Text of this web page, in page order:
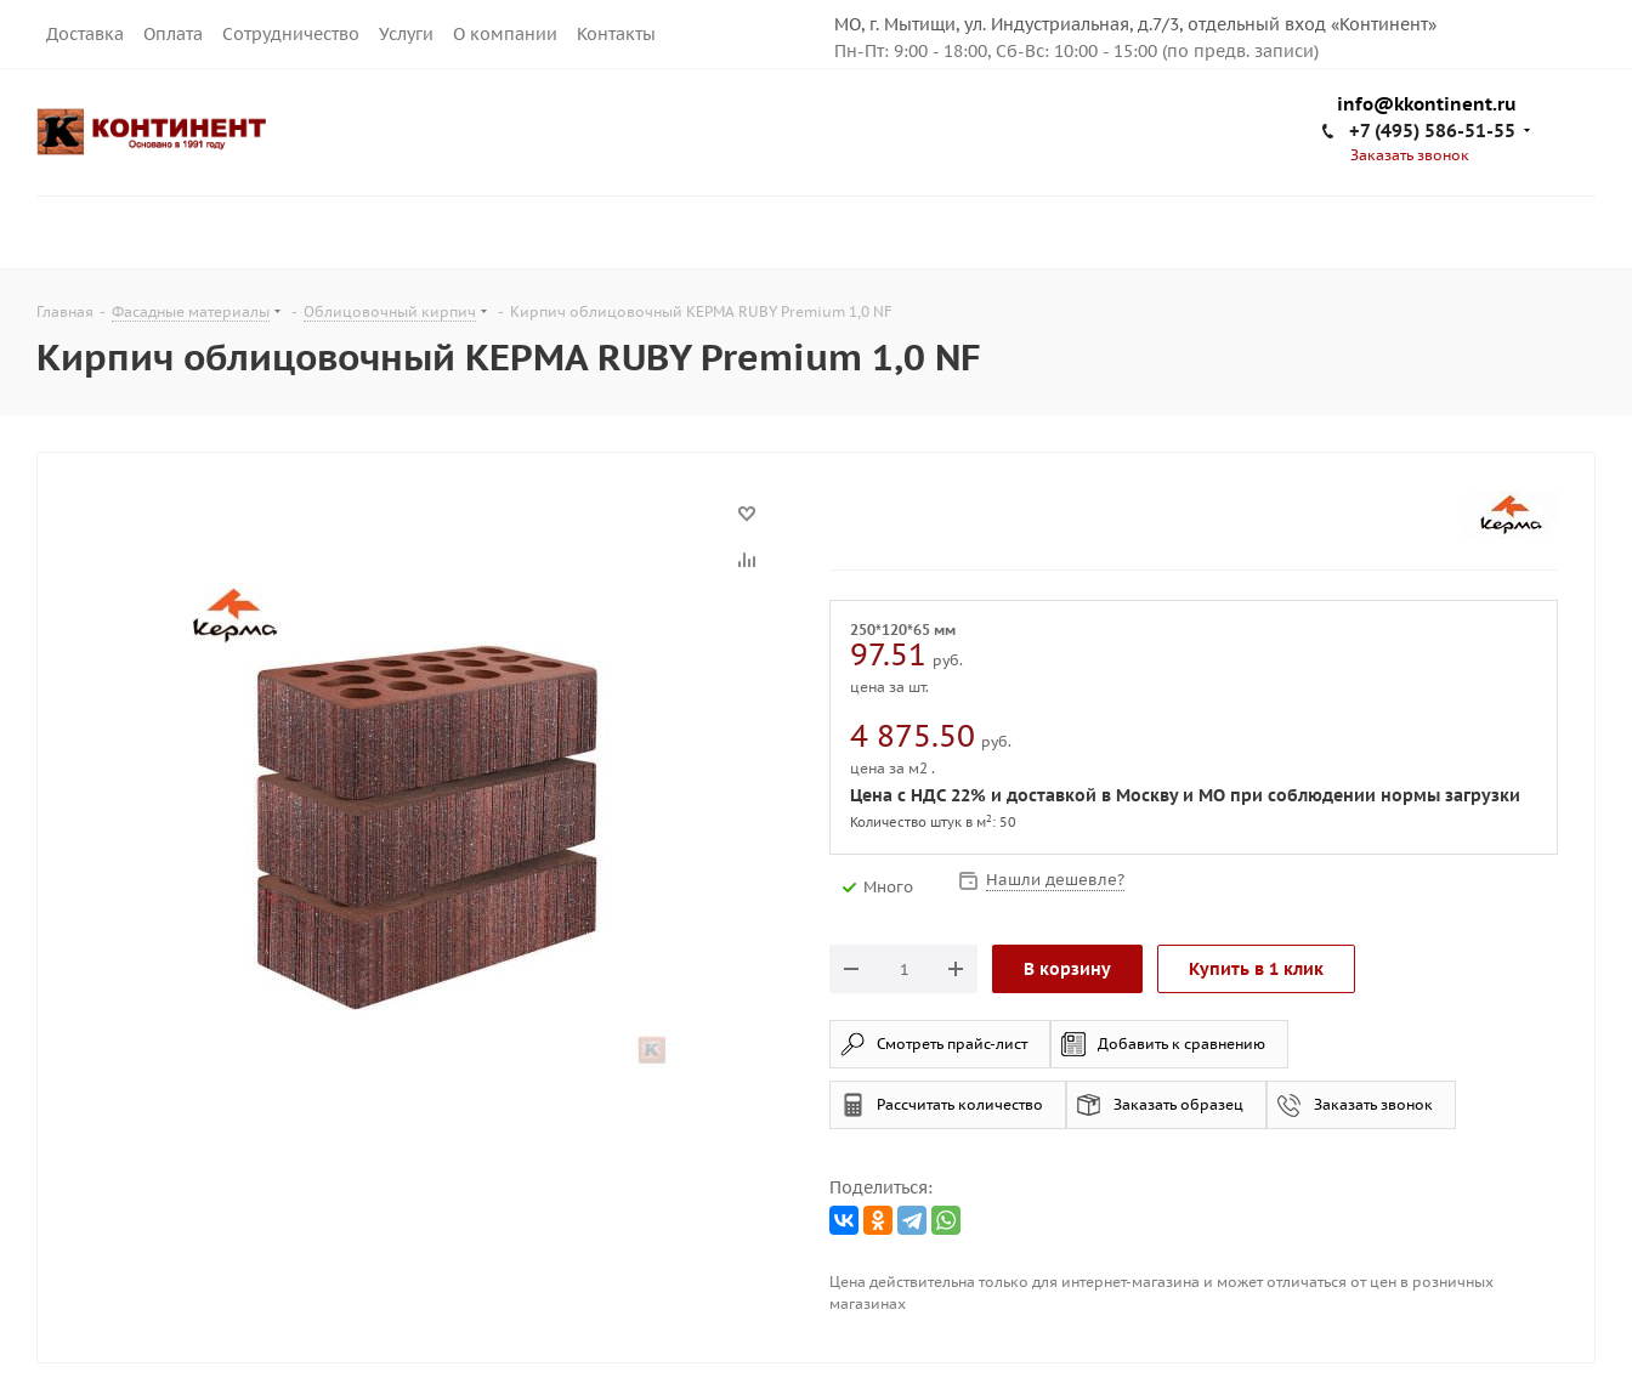
Доставка Оплата Сотрудничество Услуги О компании Контакты
МО, г. Мытищи, ул. Индустриальная, д.7/3, отдельный вход «Континент»
Пн-Пт: 9:00 - 18:00, Сб-Вс: 10:00 - 15:00 (по предв. записи)
info@kkontinent.ru
+7 (495) 586-51-55
Заказать звонок
Главная - Фасадные материалы - Облицовочный кирпич - Кирпич облицовочный КЕРМА RUBY Premium 1,0 NF
Кирпич облицовочный КЕРМА RUBY Premium 1,0 NF
250*120*65 мм
97.51 руб.
цена за шт.
4 875.50 руб.
цена за м2 .
Цена с НДС 22% и доставкой в Москву и МО при соблюдении нормы загрузки
Количество штук в м2 : 50
Много Нашли дешевле?
В корзину Купить в 1 клик
Смотреть прайс-лист Добавить к сравнению
Рассчитать количество Заказать образец Заказать звонок
Поделиться:
Цена действительна только для интернет-магазина и может отличаться от цен в розничных
магазинах